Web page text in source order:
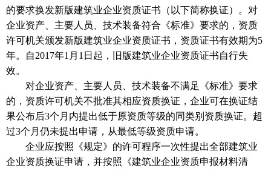
的要求换发新版建筑业企业资质证书（以下简称换证）。对
企业资产、主要人员、技术装备符合《标准》要求的，资质
许可机关颁发新版建筑业企业资质证书，资质证书有效期为5
年。自2017年1月1日起，旧版建筑业企业资质证书自行失
效。
对企业资产、主要人员、技术装备不满足《标准》要求
的，资质许可机关不批准其相应资质换证，企业可在换证结
果公布后3个月内提出低于原资质等级的同类别资质换证。超
过3个月仍未提出申请，从最低等级资质申请。
企业应按照《规定》的许可程序一次性提出全部建筑业
企业资质换证申请，并按照《建筑业企业资质申报材料清